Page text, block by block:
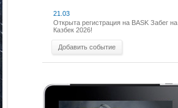
21.03
Открыта регистрация на BASK Забег на
Казбек 2026!
Добавить событие